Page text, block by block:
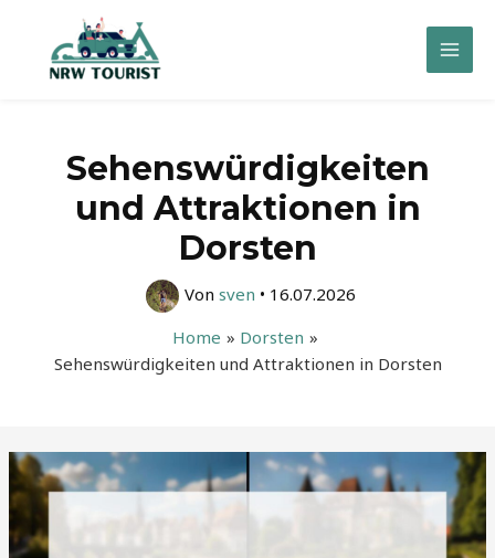
springen
Main
Sehenswürdigkeiten
und Attraktionen in
Dorsten
Von sven • 16.07.2026
Home
Dorsten
Sehenswürdigkeiten und Attraktionen in Dorsten